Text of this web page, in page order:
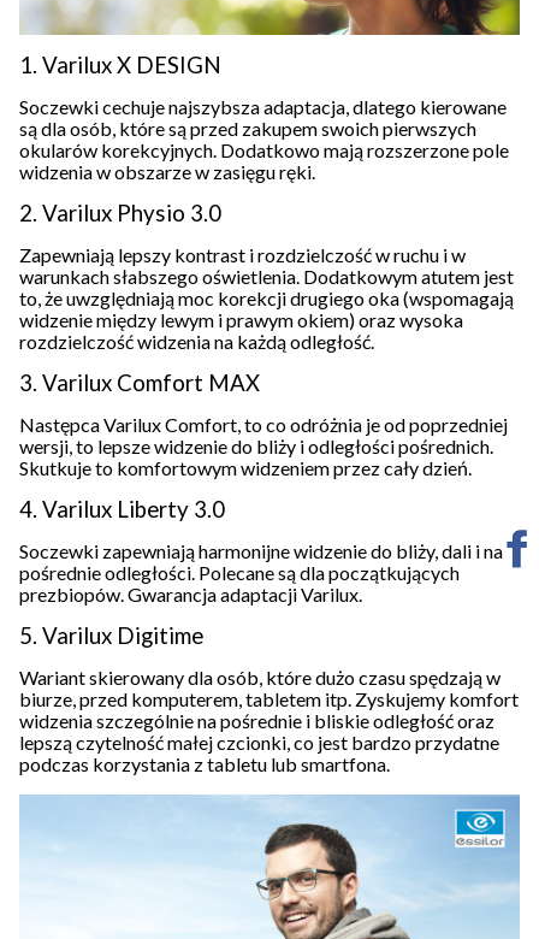
1. Varilux X DESIGN
Soczewki cechuje najszybsza adaptacja, dlatego kierowane
są dla osób, które są przed zakupem swoich pierwszych
okularów korekcyjnych. Dodatkowo mają rozszerzone pole
widzenia w obszarze w zasięgu ręki.
2. Varilux Physio 3.0
Zapewniają lepszy kontrast i rozdzielczość w ruchu i w
warunkach słabszego oświetlenia. Dodatkowym atutem jest
to, że uwzględniają moc korekcji drugiego oka (wspomagają
widzenie między lewym i prawym okiem) oraz wysoka
rozdzielczość widzenia na każdą odległość.
3. Varilux Comfort MAX
Następca Varilux Comfort, to co odróżnia je od poprzedniej
wersji, to lepsze widzenie do bliży i odległości pośrednich.
Skutkuje to komfortowym widzeniem przez cały dzień.
4. Varilux Liberty 3.0
Soczewki zapewniają harmonijne widzenie do bliży, dali i na
pośrednie odległości. Polecane są dla początkujących
prezbiopów. Gwarancja adaptacji Varilux.
5. Varilux Digitime
Wariant skierowany dla osób, które dużo czasu spędzają w
biurze, przed komputerem, tabletem itp. Zyskujemy komfort
widzenia szczególnie na pośrednie i bliskie odległość oraz
lepszą czytelność małej czcionki, co jest bardzo przydatne
podczas korzystania z tabletu lub smartfona.